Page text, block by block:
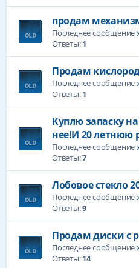
продам
Последнее сообщение
Ответы:1
Продам
Последнее сообщение
Ответы:1
Куплю запаску
нее!И 20 летнюю
Последнее сообщение
Ответы:7
Лобовое стекло
Последнее сообщение
Ответы:9
Продам диски с
Последнее сообщение
Ответы:14